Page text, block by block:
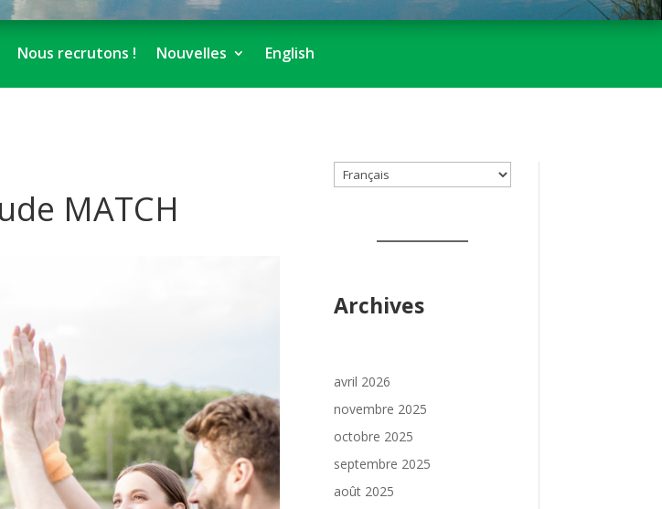
Nous recrutons ! Nouvelles English
MATCH
Choisir
une
Archives
avril 2026
novembre 2025
octobre 2025
septembre 2025
août 2025